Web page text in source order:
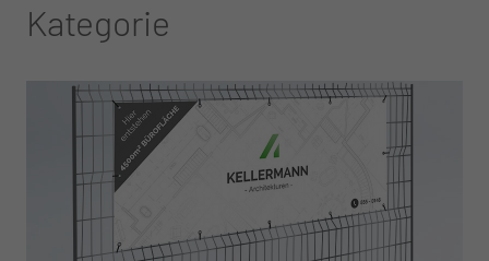
Kategorie